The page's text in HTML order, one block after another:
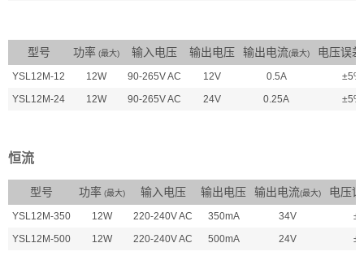
型号 功率 (最大) 输入电压 输出电压 输出电流(最大) 电压误
YSL12M-12 12W 90-265V AC 12V 0.5A
±5%
YSL12M-24
12W 90-265V AC 24V 0.25A ±5%
恒流
型号 功率 (最大) 输入电压 输出电压 输出电流(最大) 电压
YSL12M-350 12W 220-240V AC 350mA 34V
YSL12M-500
12W 220-240V AC 500mA 24V